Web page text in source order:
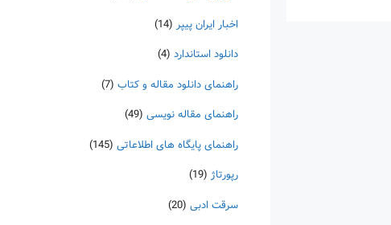
اخبار ایران پیپر (14)
دانلود استاندارد (4)
راهنمای دانلود مقاله و کتاب (7)
راهنمای مقاله نویسی (49)
راهنمای پایگاه های اطلاعاتی (145)
رپورتاژ (19)
سرقت ادبی (20)